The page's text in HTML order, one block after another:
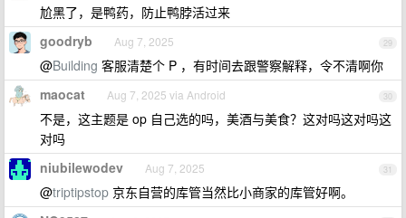
尬黑了，是鸭药，防止鸭脖活过来
29
goodryb Aug 7, 2025
@Building 客服清楚个 P ，有时间去跟警察解释，令不清啊你
30
maocat Aug 7, 2025 via Android
不是，这主题是 op 自己选的吗，美酒与美食？这对吗这对吗这
对吗
31
niubilewodev Aug 7, 2025
@triptipstop 京东自营的库管当然比小商家的库管好啊。